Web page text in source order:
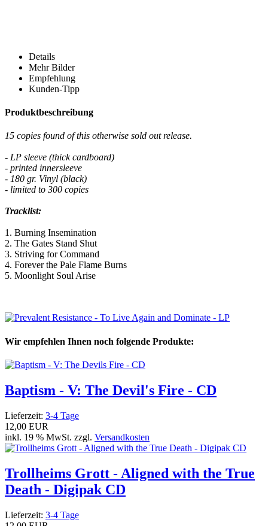
Details
Mehr Bilder
Empfehlung
Kunden-Tipp
Produktbeschreibung
15 copies found of this otherwise sold out release.
- LP sleeve (thick cardboard)
- printed innersleeve
- 180 gr. Vinyl (black)
- limited to 300 copies
Tracklist:
1. Burning Insemination
2. The Gates Stand Shut
3. Striving for Command
4. Forever the Pale Flame Burns
5. Moonlight Soul Arise
Wir empfehlen Ihnen noch folgende Produkte:
Baptism - V: The Devil's Fire - CD
Lieferzeit: 3-4 Tage
12,00 EUR
inkl. 19 % MwSt. zzgl. Versandkosten
Trollheims Grott - Aligned with the True
Death - Digipak CD
Lieferzeit: 3-4 Tage